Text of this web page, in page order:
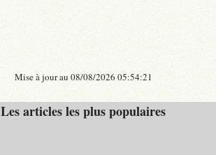
Mise à jour au 08/08/2026 05:54:21
Les articles les plus populaires